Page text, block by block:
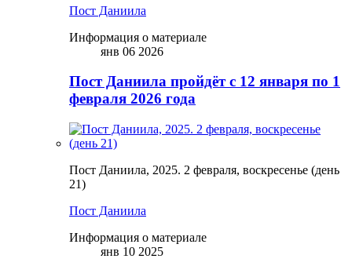
Пост Даниила
Информация о материале
янв 06 2026
Пост Даниила пройдёт с 12 января по 1
февраля 2026 года
Пост Даниила, 2025. 2 февраля, воскресенье (день
21)
Пост Даниила
Информация о материале
янв 10 2025